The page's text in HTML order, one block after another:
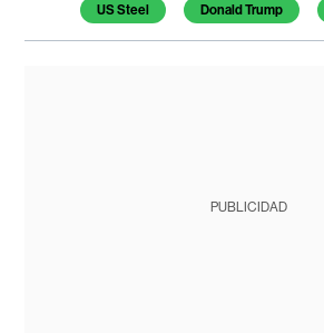
US Steel Donald Trump
PUBLICIDAD